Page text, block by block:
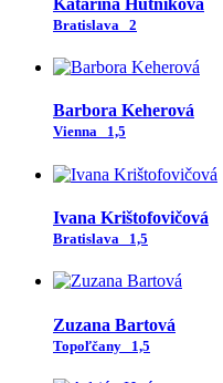
Katarína Hutníková
Bratislava 2
Barbora Keherová
Vienna 1,5
Ivana Krištofovičová
Bratislava 1,5
Zuzana Bartová
Topoľčany 1,5